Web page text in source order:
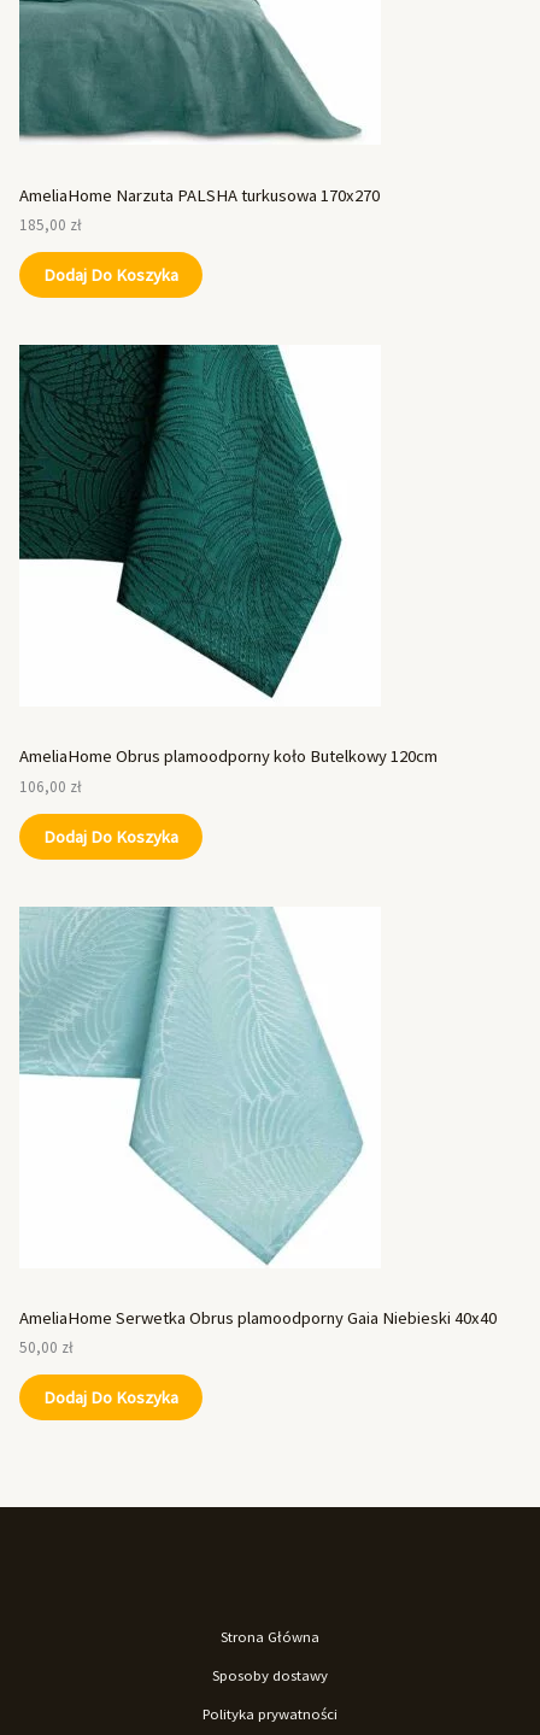
AmeliaHome Narzuta PALSHA turkusowa 170x270
185,00 zł
Dodaj Do Koszyka
AmeliaHome Obrus plamoodporny koło Butelkowy 120cm
106,00 zł
Dodaj Do Koszyka
AmeliaHome Serwetka Obrus plamoodporny Gaia Niebieski 40x40
50,00 zł
Dodaj Do Koszyka
Strona Główna
Sposoby dostawy
Polityka prywatności